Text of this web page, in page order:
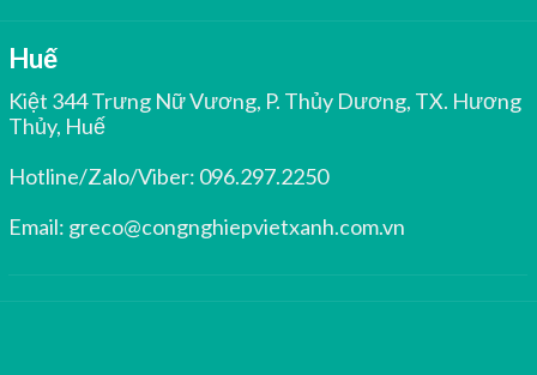
Huế
Kiệt 344 Trưng Nữ Vương, P. Thủy Dương, TX. Hương
Thủy, Huế
Hotline/Zalo/Viber: 096.297.2250
Email: greco@congnghiepvietxanh.com.vn